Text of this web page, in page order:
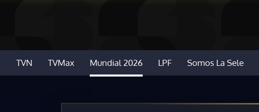
TVN TVMax Mundial 2026 LPF Somos La Sele